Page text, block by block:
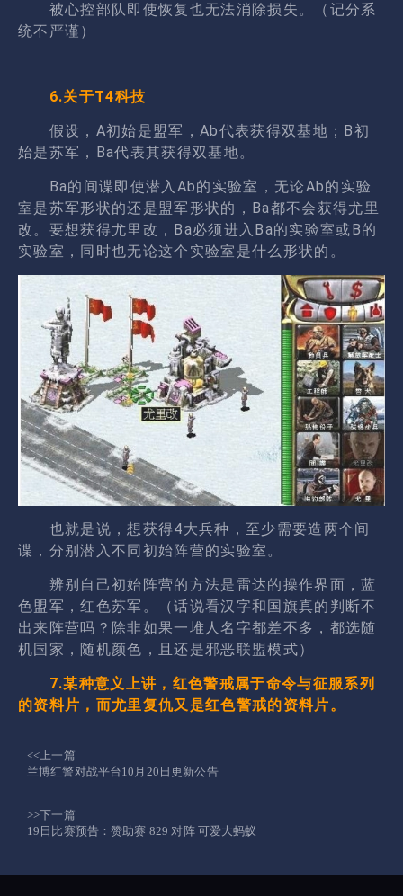
被心控部队即使恢复也无法消除损失。（记分系
统不严谨）
6.关于T4科技
假设，A初始是盟军，Ab代表获得双基地；B初
始是苏军，Ba代表其获得双基地。
Ba的间谍即使潜入Ab的实验室，无论Ab的实验
室是苏军形状的还是盟军形状的，Ba都不会获得尤里
改。要想获得尤里改，Ba必须进入Ba的实验室或B的
实验室，同时也无论这个实验室是什么形状的。
也就是说，想获得4大兵种，至少需要造两个间
谍，分别潜入不同初始阵营的实验室。
辨别自己初始阵营的方法是雷达的操作界面，蓝
色盟军，红色苏军。（话说看汉字和国旗真的判断不
出来阵营吗？除非如果一堆人名字都差不多，都选随
机国家，随机颜色，且还是邪恶联盟模式）
7.某种意义上讲，红色警戒属于命令与征服系列
的资料片，而尤里复仇又是红色警戒的资料片。
<<上一篇
兰博红警对战平台10月20日更新公告
>>下一篇
19日比赛预告：赞助赛 829 对阵 可爱大蚂蚁